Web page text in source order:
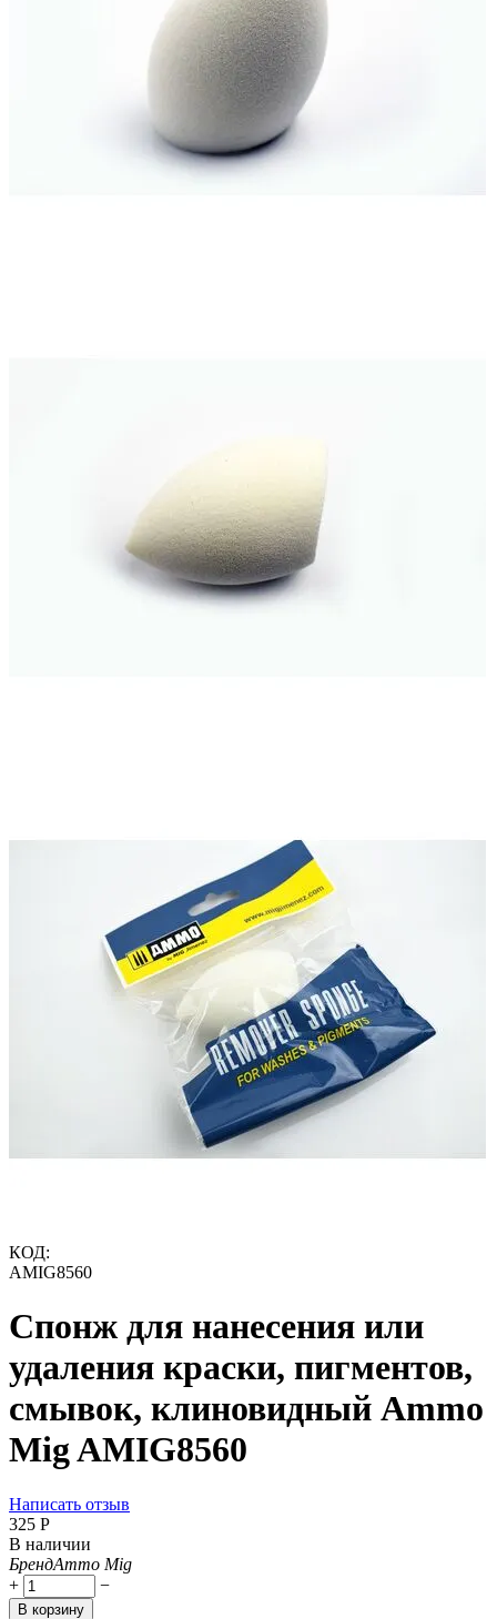
КОД:
AMIG8560
Спонж для нанесения или
удаления краски, пигментов,
смывок, клиновидный Ammo
Mig AMIG8560
Написать отзыв
‍325‍ Р
В наличии
БрендAmmo Mig
+
−
В корзину